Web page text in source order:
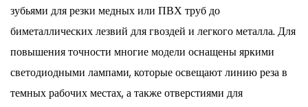
зубьями для резки медных или ПВХ труб до
биметаллических лезвий для гвоздей и легкого металла. Для
повышения точности многие модели оснащены яркими
светодиодными лампами, которые освещают линию реза в
темных рабочих местах, а также отверстиями для